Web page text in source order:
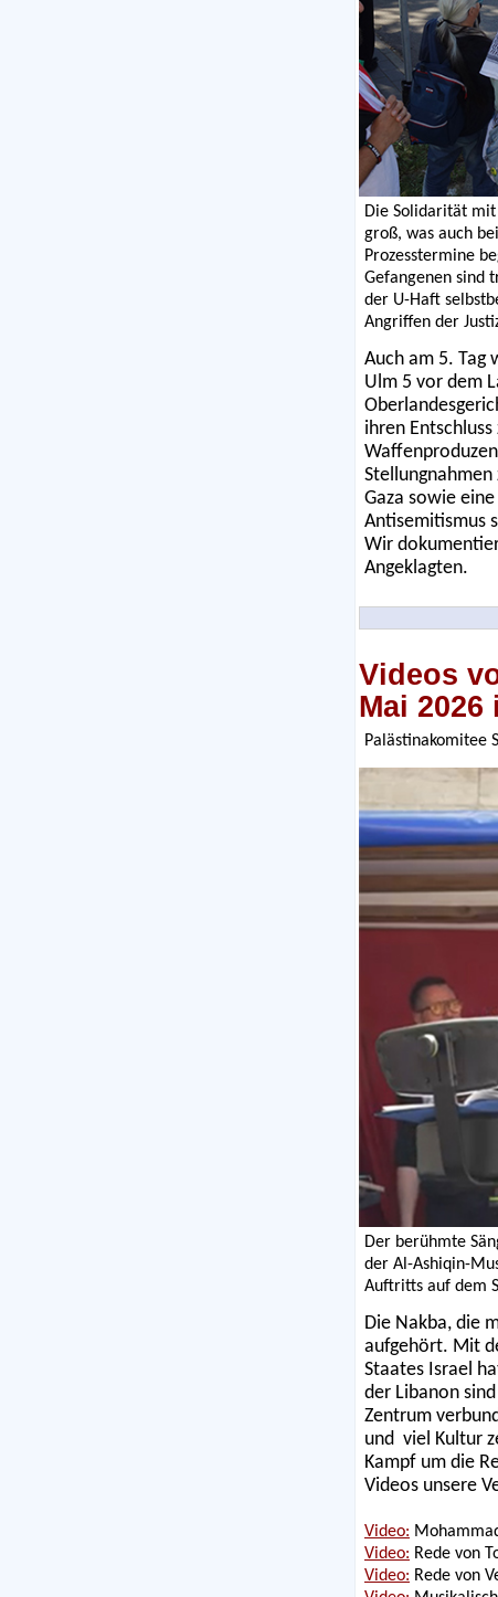
Die Solidarität
groß, was auch
Prozesstermine
Gefangenen sind
der U-Haft
Angriffen der
Auch am 5. Tag
Ulm 5 vor dem
ihren
Gaza sowie
Antisemitismus
Wir
Angeklagten.
Videos
Mai
Palästinakomitee
Der berühmte
der Al-Ashiqin-
Auftritts auf dem
Die Nakba, die
aufgehört. Mit
Staates Israel
der Libanon
Zentrum
und viel Kultur
Kampf um die
Videos unsere
Video:
Video: Rede von
Video: Rede von